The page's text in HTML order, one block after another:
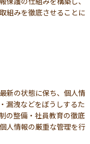
組みを徹底させることに
新の状態に保ち、個人情
漏洩などをぼうしするた
の整備・社員教育の徹底
人情報の厳重な管理を行